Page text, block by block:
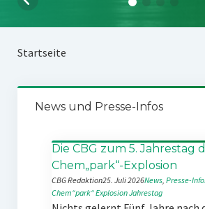
Startseite
News und Presse-Infos
Die CBG zum 5. Jahrestag
Chem„park“-Explosion
CBG Redaktion25. Juli 2026News, Presse-
Chem“park“ExplosionJahrestag